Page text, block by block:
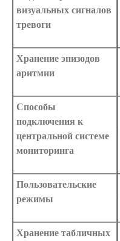
визуальных сигналов
тревоги
Хранение эпизодов
аритмии
Способы
подключения к
центральной системе
мониторинга
Пользовательские
режимы
Хранение табличных